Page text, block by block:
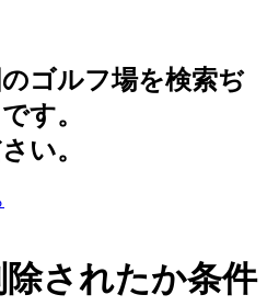
ゴルフ場を検索ぢ
す。
い。
されたか条件